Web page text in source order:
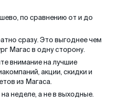
по сравнению от и до
сразу. Это выгоднее чем
Магас в одну сторону.
внимание на лучшие
акции, скидки и
из Магаса.
неделе, а не в выходные.